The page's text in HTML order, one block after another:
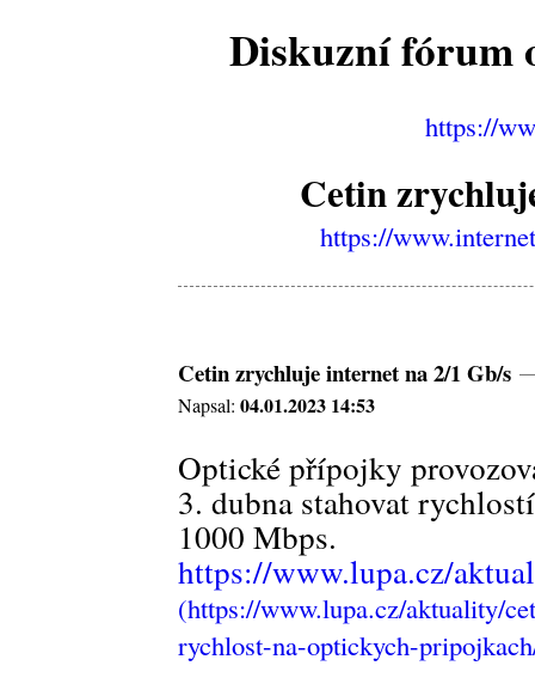
Diskuzní fórum
https://
Cetin
https://
Cetin zrychluje internet na 2/1 Gb/s
Napsal:04.01.2023 14:53
Optické přípojky
3. dubna stahovat
1000 Mbps.
https://www.lupa.cz/